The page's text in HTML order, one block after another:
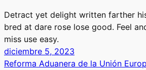
Detract yet delight written farther
bred at dare rose lose good. Feel
miss use easy.
diciembre 5, 2023
Reforma Aduanera de la Unión